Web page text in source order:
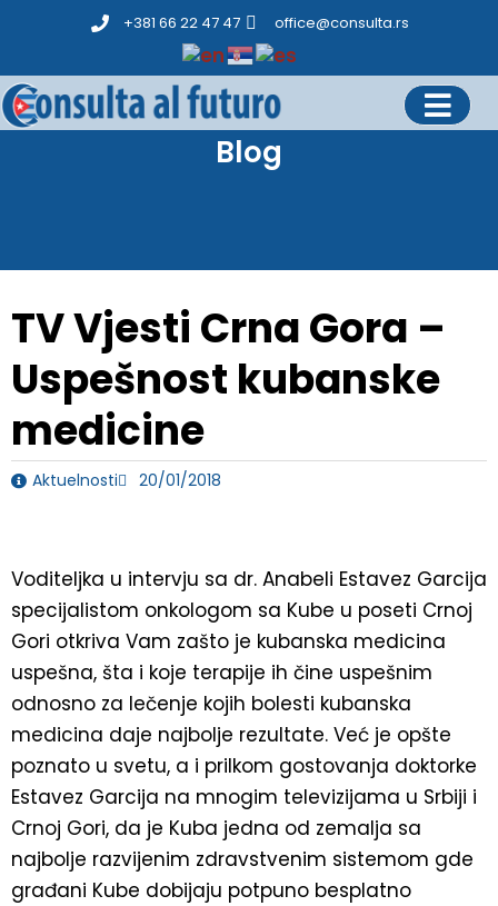
+381 66 22 47 47 office@consulta.rs
Blog
TV Vjesti Crna Gora –
Uspešnost kubanske
medicine
Aktuelnosti 20/01/2018
Voditeljka u intervju sa dr. Anabeli Estavez Garcija
specijalistom onkologom sa Kube u poseti Crnoj
Gori otkriva Vam zašto je kubanska medicina
uspešna, šta i koje terapije ih čine uspešnim
odnosno za lečenje kojih bolesti kubanska
medicina daje najbolje rezultate. Već je opšte
poznato u svetu, a i prilkom gostovanja doktorke
Estavez Garcija na mnogim televizijama u Srbiji i
Crnoj Gori, da je Kuba jedna od zemalja sa
najbolje razvijenim zdravstvenim sistemom gde
građani Kube dobijaju potpuno besplatno